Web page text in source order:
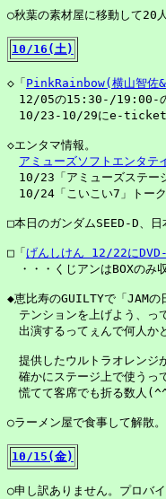
○秋葉の素材屋に移動して20
10/16(土)
◇「 PinkRainbow(横山智佐
12/05の15:30-/19:00-の2
10/23-10/29にe-ticketに
◇エンタマ情報。
アミューズソフトエンタテ
10/23「アミューズステー
10/24「こいこい7」トー
□本日のガンダムSEED-D、日
□「 げんしけん 12/22にDVD-
・・・くじアンはBOXのみ
◆恵比寿のGUILTYで「JAM
テンションを上げよう、っ
出演するってぇんで何人か
提供したウルトラオレンジ
確かにステージ上で使うっ
慌てて客席でも折る数人
○ラーメン屋で食事して解散。
10/15(金)
○申し訳ありません。プロバ